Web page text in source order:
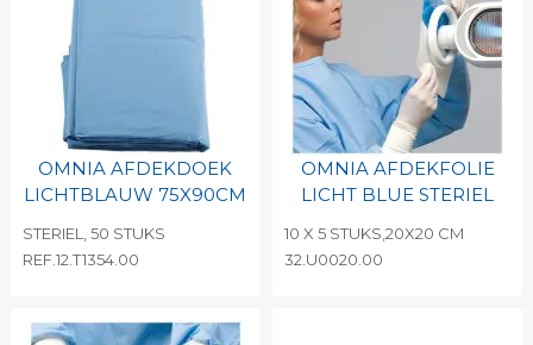
OMNIA AFDEKDOEK
LICHTBLAUW 75X90CM
STERIEL, 50 STUKS
REF.12.T1354.00
OMNIA AFDEKFOLIE
LICHT BLUE STERIEL
10 X 5 STUKS,20X20 CM
32.U0020.00